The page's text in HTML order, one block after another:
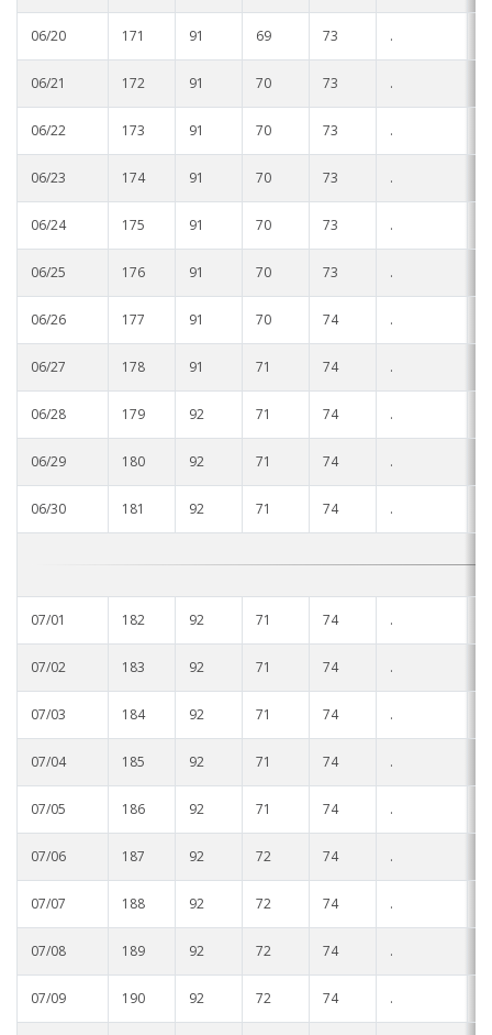
06/20 171 91 69 73 .
06/21 172 91 70 73 .
06/22 173 91 70 73 .
06/23 174 91 70 73 .
06/24 175 91 70 73 .
06/25 176 91 70 73 .
06/26 177 91 70 74 .
06/27 178 91 71 74 .
06/28 179 92 71 74 .
06/29 180 92 71 74 .
06/30 181 92 71 74 .
07/01 182 92 71 74 .
07/02 183 92 71 74 .
07/03 184 92 71 74 .
07/04 185 92 71 74 .
07/05 186 92 71 74 .
07/06 187 92 72 74 .
07/07 188 92 72 74 .
07/08 189 92 72 74 .
07/09 190 92 72 74 .